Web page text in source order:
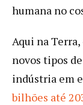
humana no
Aqui na
novos tipos
indústria em
bilhões até